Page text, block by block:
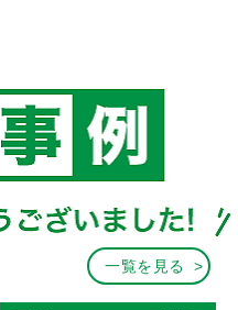
一覧を見る